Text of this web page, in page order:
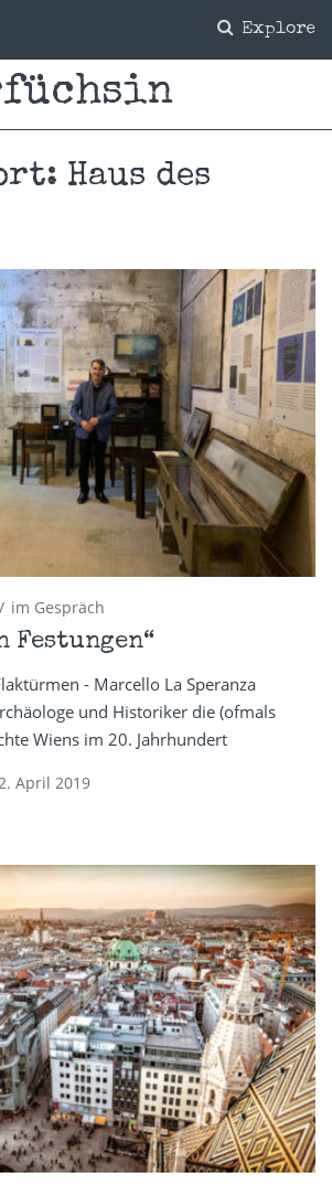
Explore
Haus des
im Gespräch
Festungen“
- Marcello La Speranza
und Historiker die (ofmals
Wiens im 20. Jahrhundert
April 2019